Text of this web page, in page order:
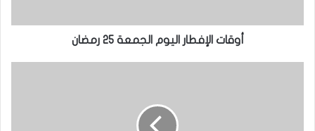
أوقات الإفطار اليوم الجمعة 25 رمضان